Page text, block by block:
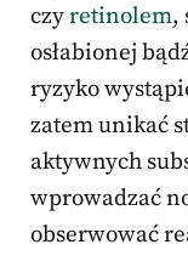
czyretinolem,
osłabionej
ryzyko
zatem unikać
aktywnych
wprowadzać
obserwować